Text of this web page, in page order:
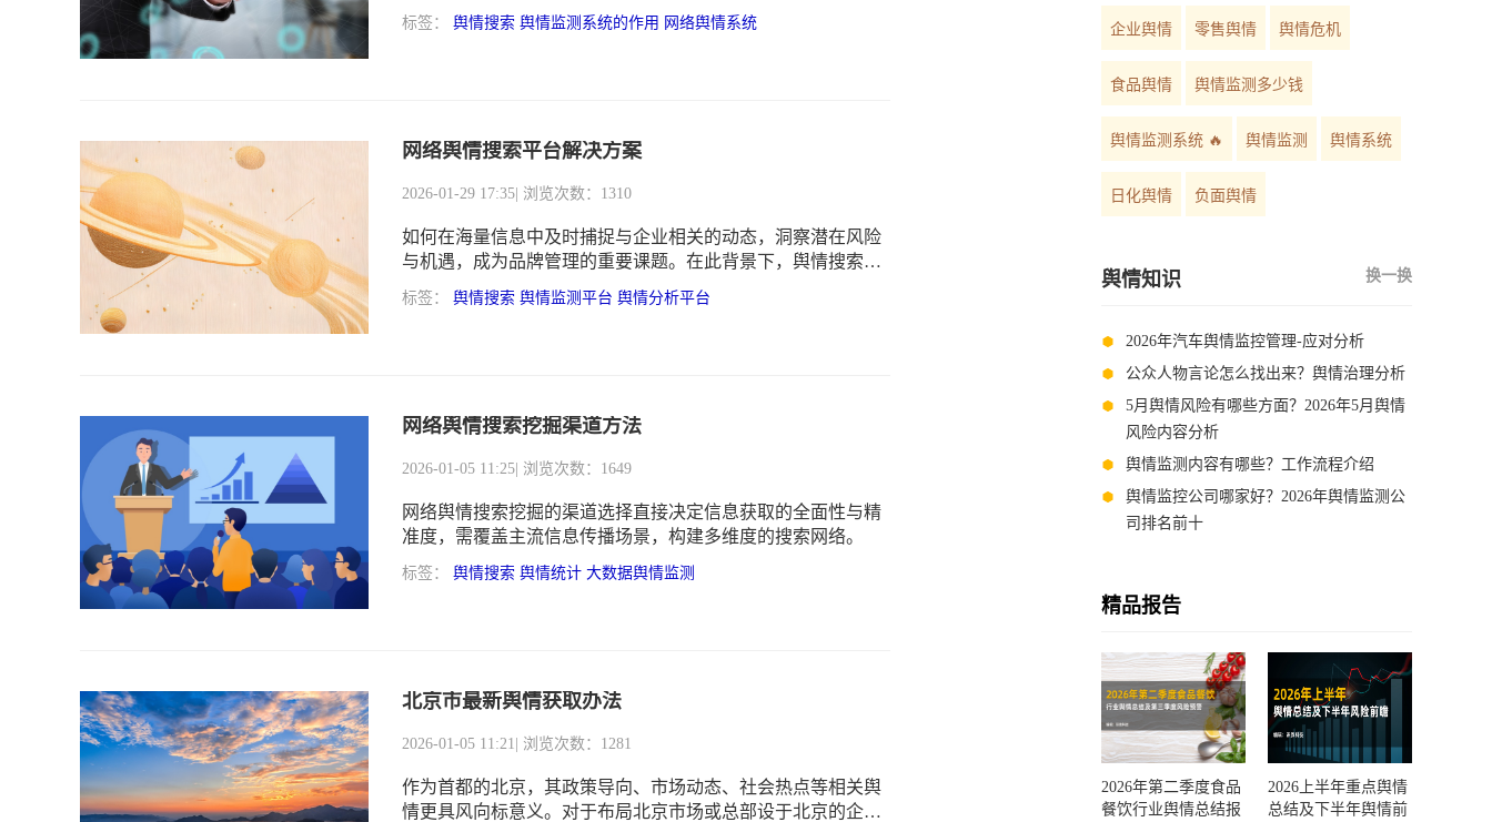
情搜索引擎作为专业的信息监测与分析工具，正逐步成为企业
提升治理能力、优化品牌战略的核心支撑。
标签： 舆情搜索 舆情监测系统的作用 网络舆情系统
网络舆情搜索平台解决方案
2026-01-29 17:35 | 浏览次数：1310
如何在海量信息中及时捕捉与企业相关的动态，洞察潜在风险
与机遇，成为品牌管理的重要课题。在此背景下，舆情搜索平
台作为专业化信息监测工具，正逐步成为企业提升响应效率与
决策质量的核心支撑。
标签： 舆情搜索 舆情监测平台 舆情分析平台
网络舆情搜索挖掘渠道方法
2026-01-05 11:25 | 浏览次数：1649
网络舆情搜索挖掘的渠道选择直接决定信息获取的全面性与精
准度，需覆盖主流信息传播场景，构建多维度的搜索网络。
标签： 舆情搜索 舆情统计 大数据舆情监测
北京市最新舆情获取办法
2026-01-05 11:21 | 浏览次数：1281
作为首都的北京，其政策导向、市场动态、社会热点等相关舆
情更具风向标意义。对于布局北京市场或总部设于北京的企业
企业舆情 零售舆情 舆情危机
食品舆情 舆情监测多少钱
舆情监测系统 🔥 舆情监测 舆情系统
日化舆情 负面舆情
舆情知识 换一换
2026年汽车舆情监控管理-应对分析
公众人物言论怎么找出来？舆情治理分析
5月舆情风险有哪些方面？2026年5月舆情
风险内容分析
舆情监测内容有哪些？工作流程介绍
舆情监控公司哪家好？2026年舆情监测公
司排名前十
精品报告
2026年第二季度食品
餐饮行业舆情总结报
2026上半年重点舆情
总结及下半年舆情前